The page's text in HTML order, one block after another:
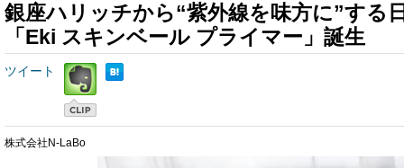
銀座ハリッチから“紫外線を味方に”する
「Eki スキンベール プライマー」誕生
ツイート
株式会社N-LaBo